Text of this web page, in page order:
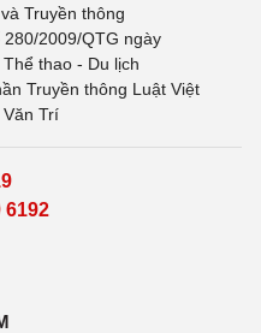
Truyền thông
2009/QTG ngày
thao - Du lịch
Truyền thông Luật Việt
Trí
6192